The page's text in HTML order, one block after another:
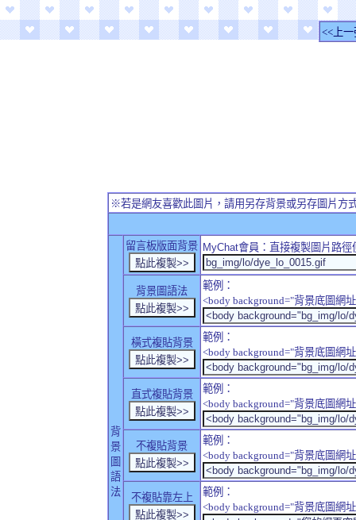
<<上一
※若是網友喜歡此圖片，請用另存背景或另存圖片方
背
景
圖
語
法
留言板版面背景 MyChat會員：直接複製圖片路
背景圖語法
範例：
<body background="背景底圖網
橫式複貼背景
範例：
<body background="背景底圖網
直式複貼背景
範例：
<body background="背景底圖網
不複貼背景
範例：
<body background="背景底圖網
不複貼靠左上
範例：
<body background="背景底圖網